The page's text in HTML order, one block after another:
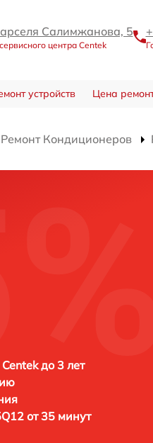
Салимжанова, 5
центра Centek
устройств Цена
Ремонт Кондиционеров
до 3 лет
от 35 минут